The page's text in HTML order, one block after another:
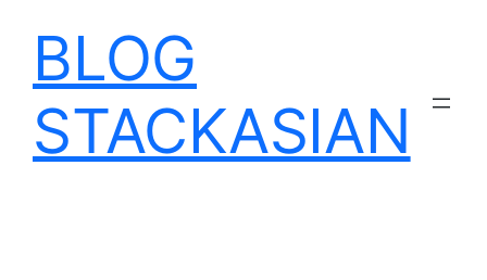
contentBLOG
STACKASIAN